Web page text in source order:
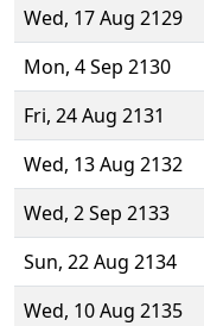
Wed, 17 Aug 2129
Mon, 4 Sep 2130
Fri, 24 Aug 2131
Wed, 13 Aug 2132
Wed, 2 Sep 2133
Sun, 22 Aug 2134
Wed, 10 Aug 2135